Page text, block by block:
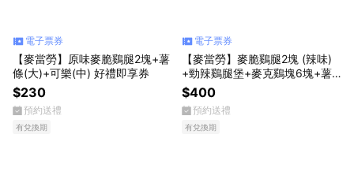
電子票券
【麥當勞】原味麥脆鷄腿2塊+薯
條(大)+可樂(中) 好禮即享券
$230
預約送禮
有兌換期
電子票券
【麥當勞】麥脆鷄腿2塊 (辣味)
+勁辣鷄腿堡+麥克鷄塊6塊+薯
條(大)+可樂(中)x2好禮即享券
$400
預約送禮
有兌換期